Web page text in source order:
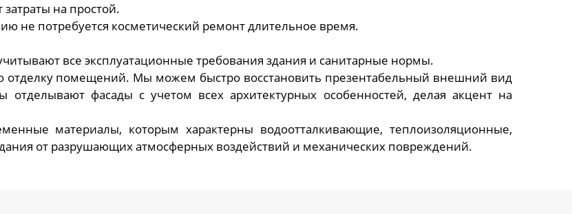
на простой.
не потребуется косметический ремонт длительное время.
все эксплуатационные требования здания и санитарные нормы.
помещений. Мы можем быстро восстановить презентабельный внешний вид
фасады с учетом всех архитектурных особенностей, делая акцент на
материалы, которым характерны водоотталкивающие, теплоизоляционные,
от разрушающих атмосферных воздействий и механических повреждений.